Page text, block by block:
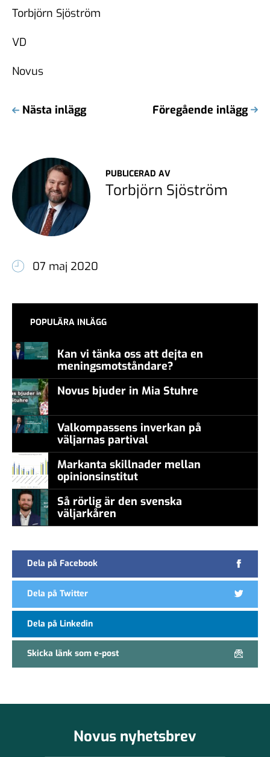
Torbjörn Sjöström
VD
Novus
Nästa inlägg Föregående inlägg
PUBLICERAD AV
Torbjörn Sjöström
07 maj 2020
POPULÄRA INLÄGG
Kan vi tänka oss att dejta en
meningsmotståndare?
Novus bjuder in Mia Stuhre
Valkompassens inverkan på
väljarnas partival
Markanta skillnader mellan
opinionsinstitut
Så rörlig är den svenska
väljarkåren
Dela på Facebook
Dela på Twitter
Dela på Linkedin
Skicka länk som e-post
Novus nyhetsbrev